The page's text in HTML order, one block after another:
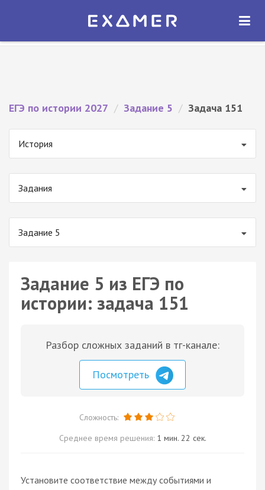
Экзамер — ЕГЭ 2027
ОТКРЫТЬ
ЕГЭ по истории 2027 / Задание 5 / Задача 151
История
Задания
Задание 5
Задание 5 из ЕГЭ по
истории: задача 151
Разбор сложных заданий в тг-канале:
Посмотреть
Сложность:
Среднее время решения: 1 мин. 22 сек.
Установите соответствие между событиями и